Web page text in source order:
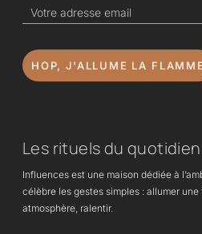
HOP, J'ALLUME LA FLAMME
Les rituels du quotidien
Influences est une maison dédiée à
célèbre les gestes simples : allumer
atmosphère, ralentir.